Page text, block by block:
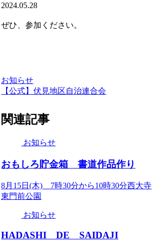
2024.05.28
ぜひ、参加ください。
お知らせ
【公式】伏見地区自治連合会
関連記事
お知らせ
おもしろ貯金箱 書道作品作り
8月15日(木) 7時30分から10時30分西大寺
東門前公園
お知らせ
HADASHI DE SAIDAJI